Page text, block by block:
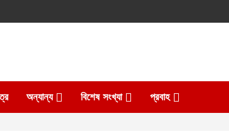
অন্যান্য বিশেষ সংখ্যা প্রবাহ